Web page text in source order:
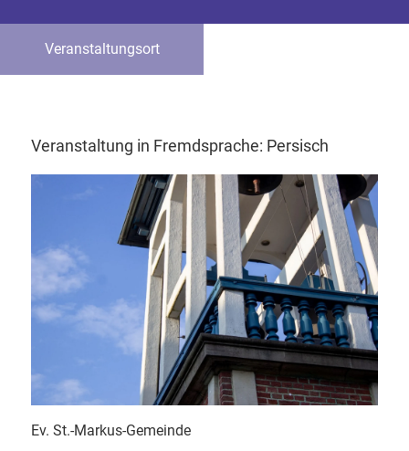
Veranstaltungsort
Veranstaltung in Fremdsprache: Persisch
Ev. St.-Markus-Gemeinde